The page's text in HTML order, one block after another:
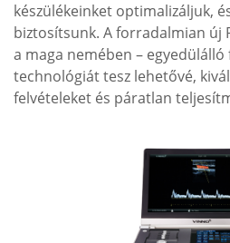
készülékeinket optimalizáljuk,
biztosítsunk. A forradalmian új
a maga nemében – egyedülálló
technológiát tesz lehetővé,
felvételeket és páratlan